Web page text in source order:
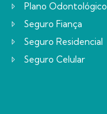
Plano Odontológico
Seguro Fiança
Seguro Residencial
Seguro Celular